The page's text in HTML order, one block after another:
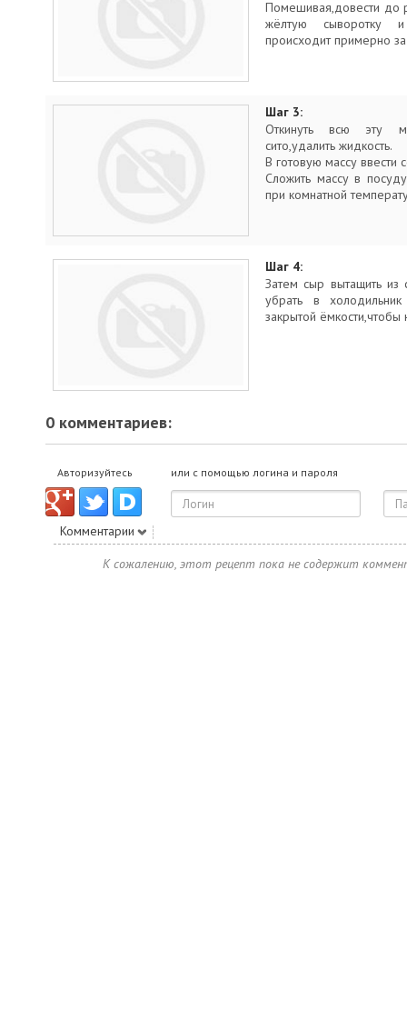
Помешивая,довести до
жёлтую сыворотку
происходит примерно
Шаг 3:
Откинуть всю эту
сито,удалить жидкость.
В готовую массу
Сложить массу в
при комнатной
Шаг 4:
Затем сыр вытащить
убрать в
закрытой ёмкости,чтобы
0 комментариев:
Авторизуйтесь или с помощью логина и пароля
Комментарии
К сожалению, этот рецепт пока не содержит